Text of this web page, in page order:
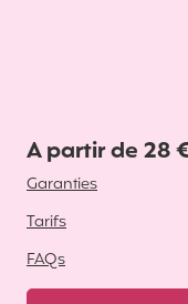
A partir de 28
Garanties
Tarifs
FAQs